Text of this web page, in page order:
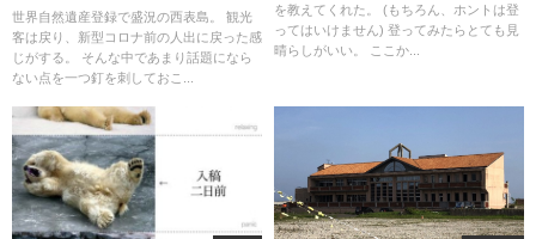
世界自然遺産登録で盛況の西表島。 観光
客は戻り、新型コロナ前の人出に戻った感
じがする。 そんな中であまり話題になら
ない点を一つ釘を刺しておこ...
を教えてくれた。 (もちろん、ホントは登
ってはいけません) 登ってみたらとても見
晴らしがいい。 ここか...